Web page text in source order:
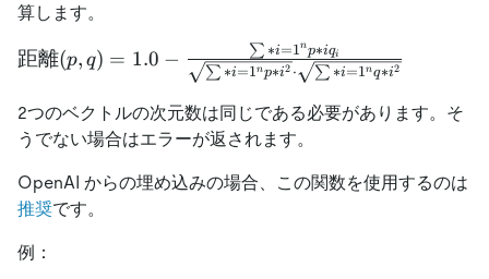
算します。
距離(p,q)=1.0 -
\limits *
{i=1}^{n}{p*
{i}q_{i}}}
{{\sqrt {\sum
\limits *
{i}^{2}}}}\cdot
距離(p, q) = 1.0 −
∑ ∗i=1np∗i2 ⋅ ∑ ∗i=1nq∗i2
∑ ∗i=1np∗iqi
2つのベクトルの次元数は同じである必要があります。そ
うでない場合はエラーが返されます。
OpenAI からの埋め込みの場合、この関数を使用するのは
推奨です。
例：